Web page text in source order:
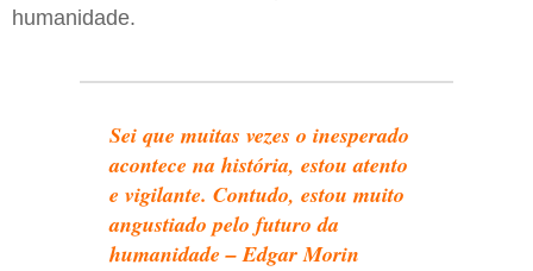
humanidade.
Sei que muitas vezes o inesperado
acontece na história, estou atento
e vigilante. Contudo, estou muito
angustiado pelo futuro da
humanidade – Edgar Morin